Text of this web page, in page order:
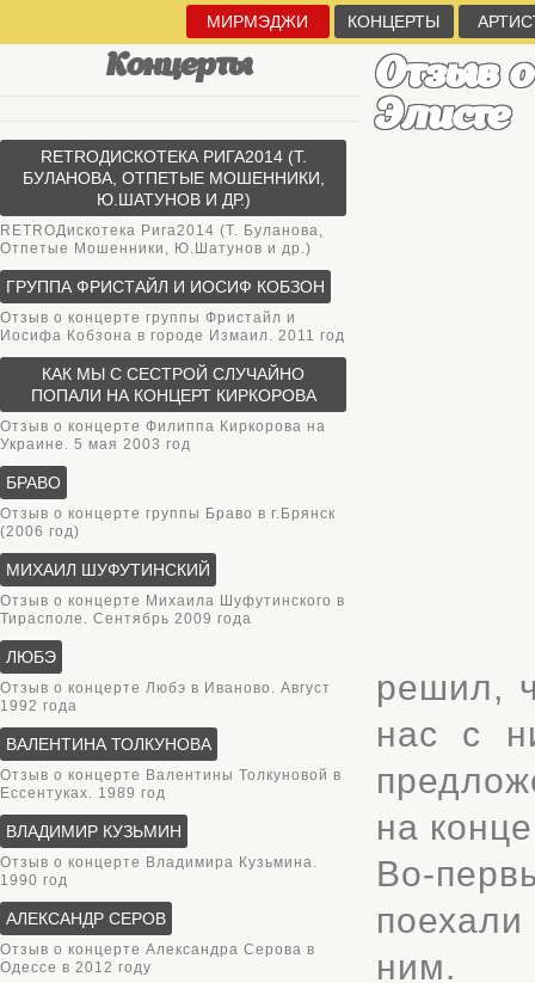
МИРМЭДЖИ КОНЦЕРТЫ
Отзыв
Элисте
решил,
нас с
на
Во-
ним.
Концерты
RETROДИСКОТЕКА РИГА2014 (Т.
БУЛАНОВА, ОТПЕТЫЕ МОШЕННИКИ,
Ю.ШАТУНОВ И ДР.)
RETROДискотека Рига2014 (Т. Буланова,
Отпетые Мошенники, Ю.Шатунов и др.)
ГРУППА ФРИСТАЙЛ И ИОСИФ КОБЗОН
Отзыв о концерте группы Фристайл и
Иосифа Кобзона в городе Измаил. 2011 год
КАК МЫ С СЕСТРОЙ СЛУЧАЙНО
ПОПАЛИ НА КОНЦЕРТ КИРКОРОВА
Отзыв о концерте Филиппа Киркорова на
Украине. 5 мая 2003 год
БРАВО
Отзыв о концерте группы Браво в г.Брянск
(2006 год)
МИХАИЛ ШУФУТИНСКИЙ
Отзыв о концерте Михаила Шуфутинского в
Тирасполе. Сентябрь 2009 года
ЛЮБЭ
Отзыв о концерте Любэ в Иваново. Август
1992 года
ВАЛЕНТИНА ТОЛКУНОВА
Отзыв о концерте Валентины Толкуновой в
Ессентуках. 1989 год
ВЛАДИМИР КУЗЬМИН
Отзыв о концерте Владимира Кузьмина.
1990 год
АЛЕКСАНДР СЕРОВ
Отзыв о концерте Александра Серова в
Одессе в 2012 году